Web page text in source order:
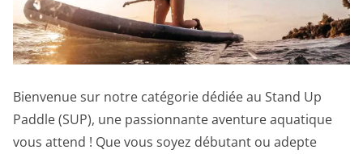
Bienvenue sur notre catégorie dédiée au Stand Up
Paddle (SUP), une passionnante aventure aquatique
vous attend ! Que vous soyez débutant ou adepte